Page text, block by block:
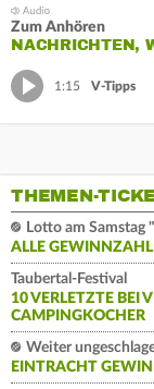
Zum Anhören
NACHRICHTEN,
1:15 V-Tipps
THEMEN-
Lotto am Samstag
ALLE
Taubertal-Festival
10 VERLETZTE BEI
CAMPINGKOCHER
Weiter
EINTRACHT